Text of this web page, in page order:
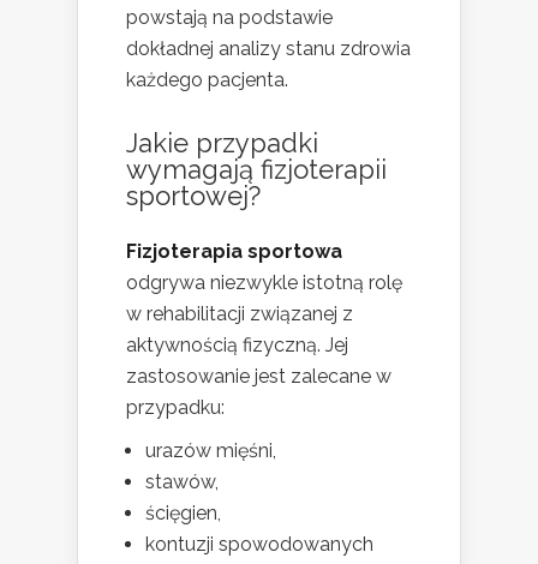
powstają na podstawie
dokładnej analizy stanu zdrowia
każdego pacjenta.
Jakie przypadki
wymagają fizjoterapii
sportowej?
Fizjoterapia sportowa
odgrywa niezwykle istotną rolę
w rehabilitacji związanej z
aktywnością fizyczną. Jej
zastosowanie jest zalecane w
przypadku:
urazów mięśni,
stawów,
ścięgien,
kontuzji spowodowanych